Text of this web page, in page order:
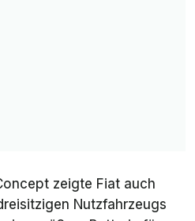
zeigte Fiat auch
Nutzfahrzeugs